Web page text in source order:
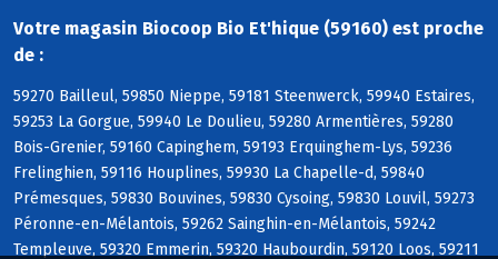
Votre magasin Biocoop Bio Et'hique (59160) est proche
de :
59270 Bailleul, 59850 Nieppe, 59181 Steenwerck, 59940 Estaires,
59253 La Gorgue, 59940 Le Doulieu, 59280 Armentières, 59280
Bois-Grenier, 59160 Capinghem, 59193 Erquinghem-Lys, 59236
Frelinghien, 59116 Houplines, 59930 La Chapelle-d, 59840
Prémesques, 59830 Bouvines, 59830 Cysoing, 59830 Louvil, 59273
Péronne-en-Mélantois, 59262 Sainghin-en-Mélantois, 59242
Templeuve, 59320 Emmerin, 59320 Haubourdin, 59120 Loos, 59211